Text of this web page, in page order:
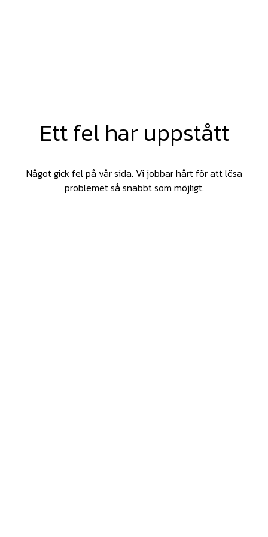
Ett fel har uppstått
Något gick fel på vår sida. Vi jobbar hårt för att lösa
problemet så snabbt som möjligt.